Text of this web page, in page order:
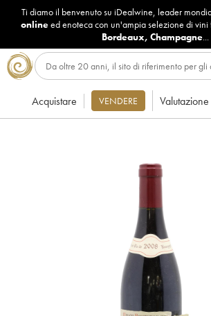
Ti diamo il benvenuto su iDealwine, leader
onlineed enoteca con un'ampia selezione di vini
Bordeaux, Champagne...
Acquistare VENDERE Valutazione